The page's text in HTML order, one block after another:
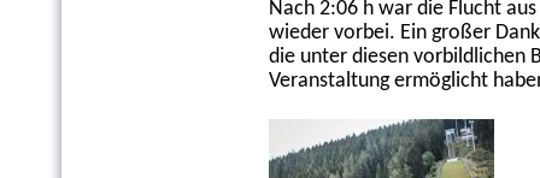
Nach 2:06 h war die Flucht
wieder vorbei. Ein großer
die unter diesen vorbildlichen
Veranstaltung ermöglicht